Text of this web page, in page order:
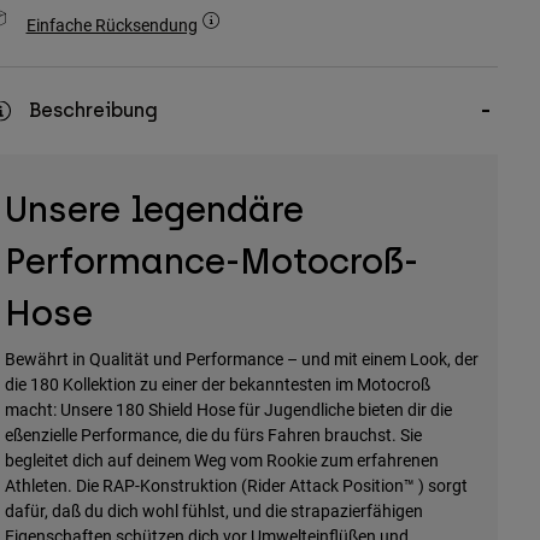
Einfache Rücksendung
Beschreibung
Unsere legendäre
Performance-Motocroß-
Hose
Bewährt in Qualität und Performance – und mit einem Look, der
die 180 Kollektion zu einer der bekanntesten im Motocroß
macht: Unsere 180 Shield Hose für Jugendliche bieten dir die
eßenzielle Performance, die du fürs Fahren brauchst. Sie
begleitet dich auf deinem Weg vom Rookie zum erfahrenen
Athleten. Die RAP-Konstruktion (Rider Attack Position™ ) sorgt
dafür, daß du dich wohl fühlst, und die strapazierfähigen